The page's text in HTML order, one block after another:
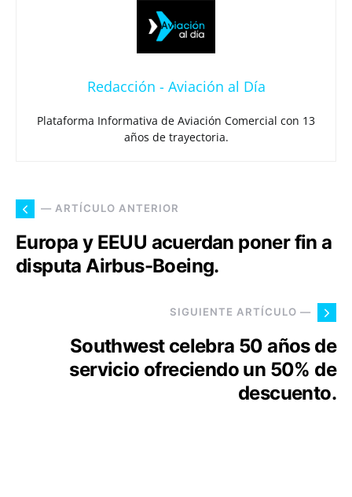
Redacción - Aviación al Día
Plataforma Informativa de Aviación Comercial con 13
años de trayectoria.
— ARTÍCULO ANTERIOR
Europa y EEUU acuerdan poner fin a
disputa Airbus-Boeing.
SIGUIENTE ARTÍCULO —
Southwest celebra 50 años de
servicio ofreciendo un 50% de
descuento.